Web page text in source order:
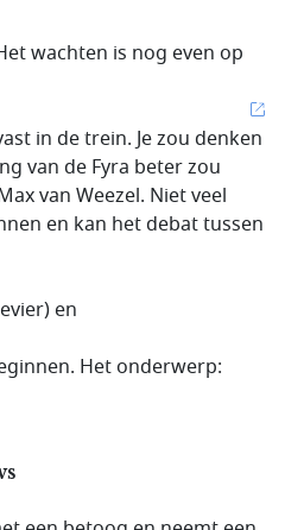
wachten is nog even op
in de trein. Je zou denken
van de Fyra beter zou
van Weezel. Niet veel
en kan het debat tussen
en
Het onderwerp: